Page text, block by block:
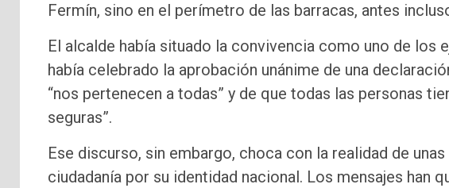
Fermín, sino en el perímetro de las barracas, antes
El alcalde había situado la convivencia como uno de los
había celebrado la aprobación unánime de una
“nos pertenecen a todas” y de que todas las personas
seguras”.
Ese discurso, sin embargo, choca con la realidad de
ciudadanía por su identidad nacional. Los mensajes han